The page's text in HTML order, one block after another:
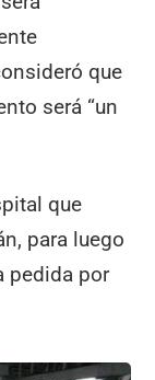
que
será “un
que
para luego
pedida por